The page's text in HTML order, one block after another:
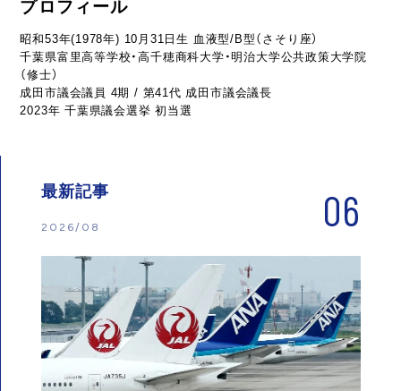
プロフィール
昭和53年(1978年) 10月31日生 血液型/B型（さそり座）
千葉県富里高等学校・高千穂商科大学・明治大学公共政策大学院
（修士）
成田市議会議員 4期 / 第41代 成田市議会議長
2023年 千葉県議会選挙 初当選
最新記事
2026/08 06